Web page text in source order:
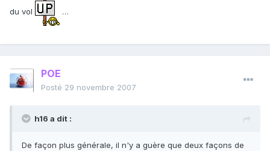
du vol
…
POE
Posté 29 novembre 2007
h16 a dit :
De façon plus générale, il n'y a guère que deux façons de